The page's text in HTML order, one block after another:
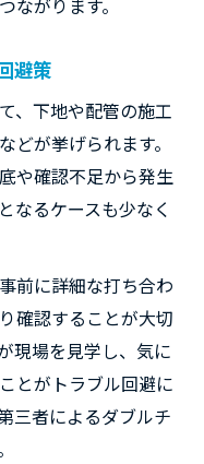
ながります。
避策
、下地や配管の施工
どが挙げられます。
や確認不足から発生
なるケースも少なく
前に詳細な打ち合わ
確認することが大切
現場を見学し、気に
とがトラブル回避に
三者によるダブルチ